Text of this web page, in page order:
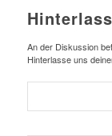
An der Diskussion
Hinterlasse uns